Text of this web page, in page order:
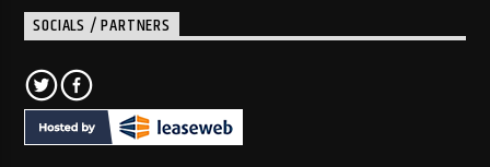
SOCIALS / PARTNERS